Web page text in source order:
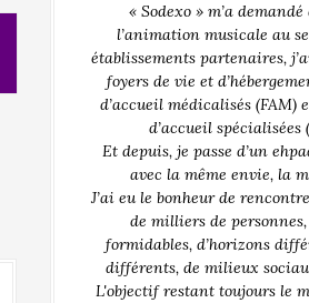
« Sodexo » m’a demandé
l’animation musicale au
établissements partenaires,
foyers de vie et
d’accueil médicalisés (FAM)
d’accueil spécialisées
Et depuis, je passe d’un
avec la même envie, la
J’ai eu le bonheur de
de milliers de personnes,
formidables, d’horizons
différents, de milieux
L'objectif restant toujours le